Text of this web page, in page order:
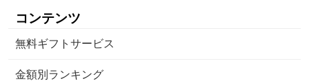
コンテンツ
無料ギフトサービス
金額別ランキング